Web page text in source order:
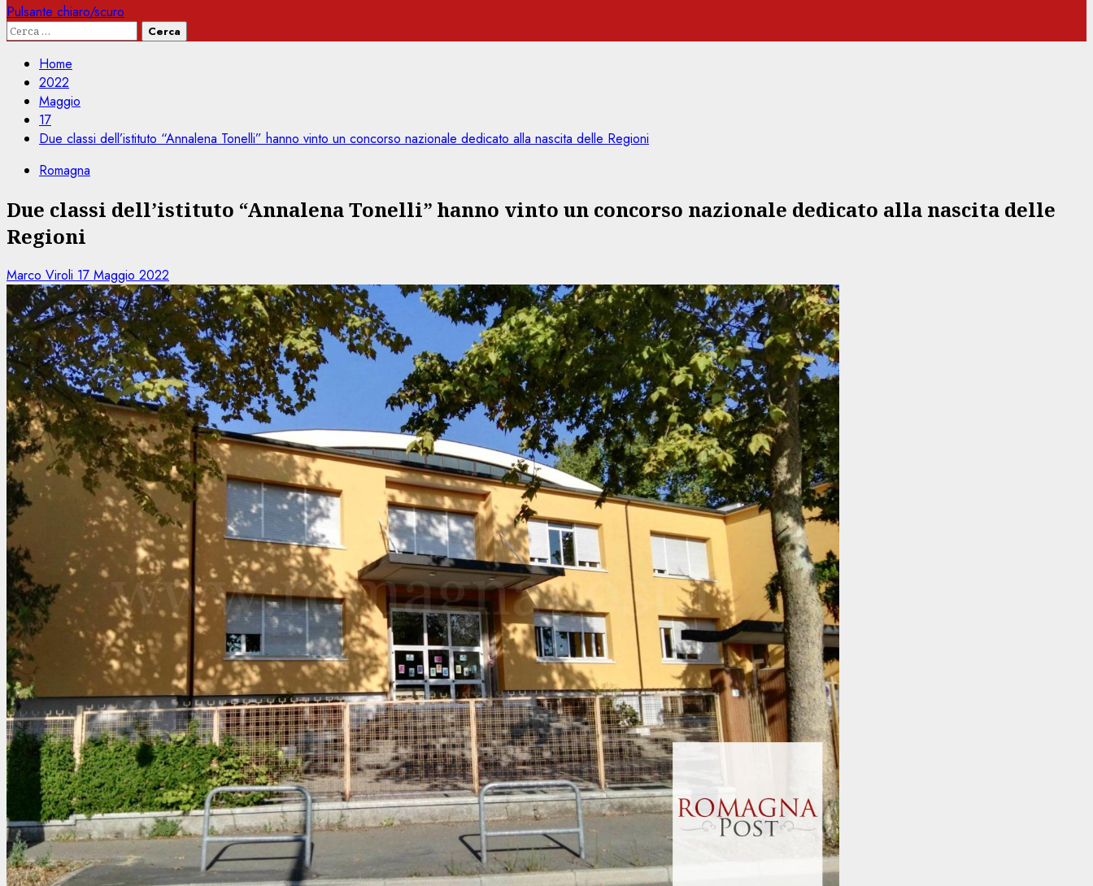
Pulsante chiaro/scuro
Ricerca
Home
2022
Maggio
17
Due classi dell’istituto “Annalena Tonelli” hanno vinto un concorso nazionale dedicato alla nascita delle Regioni
Romagna
Due classi dell’istituto “Annalena Tonelli” hanno vinto un concorso nazionale dedicato alla nascita delle
Regioni
Marco Viroli 17 Maggio 2022